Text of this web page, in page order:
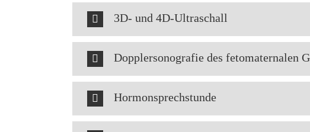
3D- und 4D-Ultraschall
Dopplersonografie des fetomaternalen
Hormonsprechstunde